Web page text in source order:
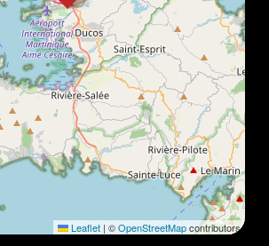
Leaflet | ©OpenStreetMapcontributors